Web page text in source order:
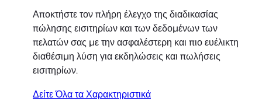
Αποκτήστε τον πλήρη έλεγχο της διαδικασίας
πώλησης εισιτηρίων και των δεδομένων των
πελατών σας με την ασφαλέστερη και πιο ευέλικτη
διαθέσιμη λύση για εκδηλώσεις και πωλήσεις
εισιτηρίων.
Δείτε Όλα τα Χαρακτηριστικά